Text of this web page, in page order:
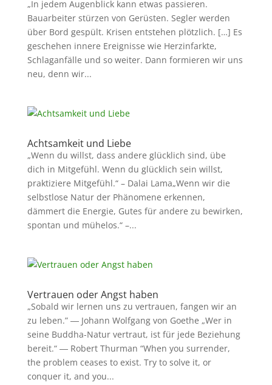
„In jedem Augenblick kann etwas passieren.
Bauarbeiter stürzen von Gerüsten. Segler werden
über Bord gespült. Krisen entstehen plötzlich. […] Es
geschehen innere Ereignisse wie Herzinfarkte,
Schlaganfälle und so weiter. Dann formieren wir uns
neu, denn wir...
Achtsamkeit und Liebe
„Wenn du willst, dass andere glücklich sind, übe
dich in Mitgefühl. Wenn du glücklich sein willst,
praktiziere Mitgefühl.“ – Dalai Lama„Wenn wir die
selbstlose Natur der Phänomene erkennen,
dämmert die Energie, Gutes für andere zu bewirken,
spontan und mühelos.“ –...
Vertrauen oder Angst haben
„Sobald wir lernen uns zu vertrauen, fangen wir an
zu leben.” ― Johann Wolfgang von Goethe „Wer in
seine Buddha-Natur vertraut, ist für jede Beziehung
bereit.“ ― Robert Thurman “When you surrender,
the problem ceases to exist. Try to solve it, or
conquer it, and you...